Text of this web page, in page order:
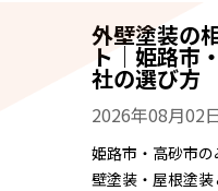
外壁塗装の
ト｜姫路市
社の選び方
2026年08月02
姫路市・高砂市
壁塗装・屋根塗